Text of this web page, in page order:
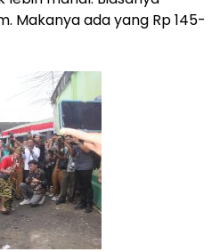
Makanya ada yang Rp 145-